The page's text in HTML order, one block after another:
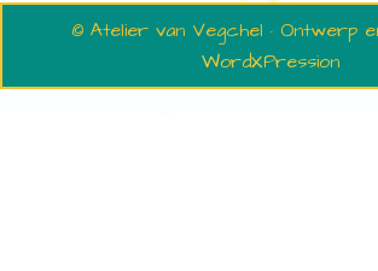
© Atelier van Vegchel · Ontwerp
WordXPression